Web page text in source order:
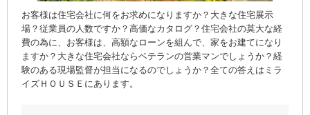
お客様は住宅会社に何をお求めになりますか？大きな住宅展示
場？従業員の人数ですか？高価なカタログ？住宅会社の莫大な経
費の為に、お客様は、高額なローンを組んで、家をお建てになり
ますか？大きな住宅会社ならベテランの営業マンでしょうか？経
験のある現場監督が担当になるのでしょうか？全ての答えはミラ
イズＨＯＵＳＥにあります。